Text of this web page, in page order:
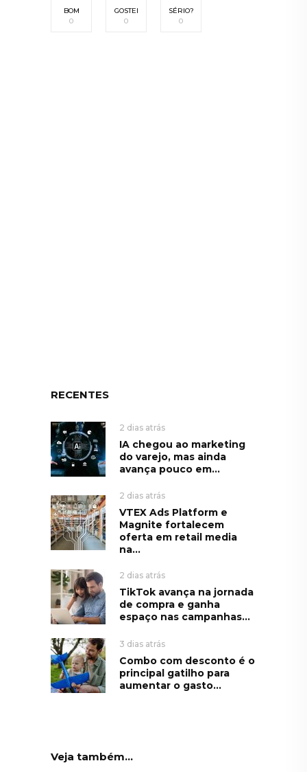
BOM
0
GOSTEI
0
SÉRIO?
0
RECENTES
2 dias atrás
IA chegou ao marketing
do varejo, mas ainda
avança pouco em...
2 dias atrás
VTEX Ads Platform e
Magnite fortalecem
oferta em retail media
na...
2 dias atrás
TikTok avança na jornada
de compra e ganha
espaço nas campanhas...
3 dias atrás
Combo com desconto é o
principal gatilho para
aumentar o gasto...
Veja também...